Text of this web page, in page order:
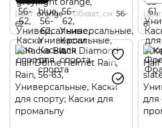
Цвет orange Обхват, см 56-
62
Цвет
61